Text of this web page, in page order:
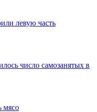
левую часть
число самозанятых в
мясо